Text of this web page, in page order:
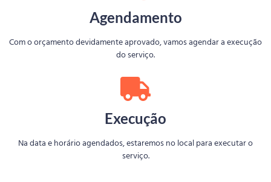
Agendamento
Com o orçamento devidamente aprovado, vamos agendar a execução
do serviço.
Execução
Na data e horário agendados, estaremos no local para executar o
serviço.